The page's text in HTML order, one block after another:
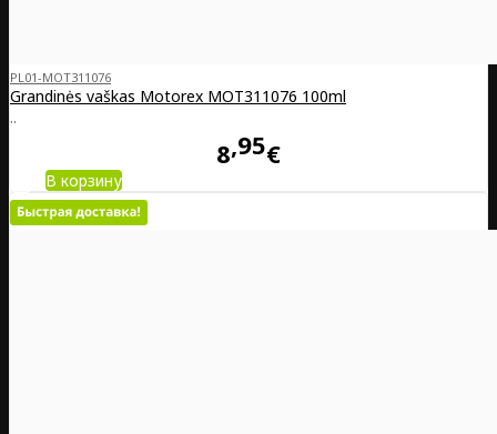
PL01-MOT311076
Grandinės vaškas Motorex MOT311076 100ml
..
8 95€
В корзину